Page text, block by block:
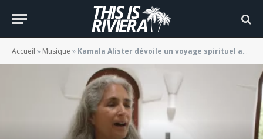
Accueil » Musique » Kamala Alister dévoile un voyage spirituel avec « Peace Prayer »